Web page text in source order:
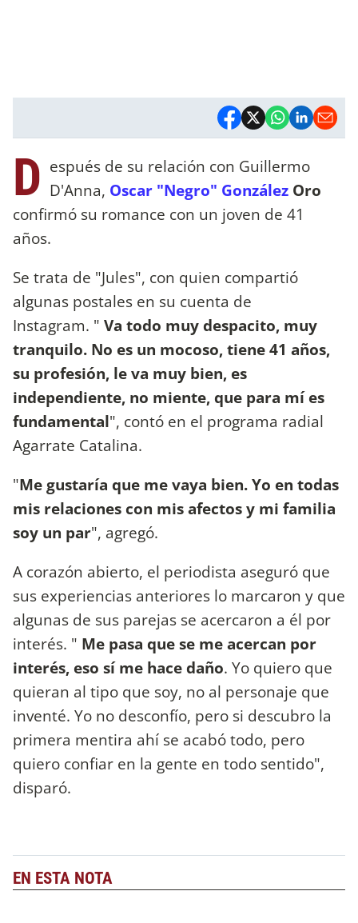
D espués de su relación con Guillermo
D'Anna, Oscar "Negro" González Oro
confirmó su romance con un joven de 41
años.
Se trata de "Jules", con quien compartió
algunas postales en su cuenta de
Instagram. " Va todo muy despacito, muy
tranquilo. No es un mocoso, tiene 41 años,
su profesión, le va muy bien, es
independiente, no miente, que para mí es
fundamental", contó en el programa radial
Agarrate Catalina.
"Me gustaría que me vaya bien. Yo en todas
mis relaciones con mis afectos y mi familia
soy un par", agregó.
A corazón abierto, el periodista aseguró que
sus experiencias anteriores lo marcaron y que
algunas de sus parejas se acercaron a él por
interés. " Me pasa que se me acercan por
interés, eso sí me hace daño. Yo quiero que
quieran al tipo que soy, no al personaje que
inventé. Yo no desconfío, pero si descubro la
primera mentira ahí se acabó todo, pero
quiero confiar en la gente en todo sentido",
disparó.
EN ESTA NOTA